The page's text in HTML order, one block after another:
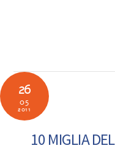
26
05
2011
10 MIGLIA